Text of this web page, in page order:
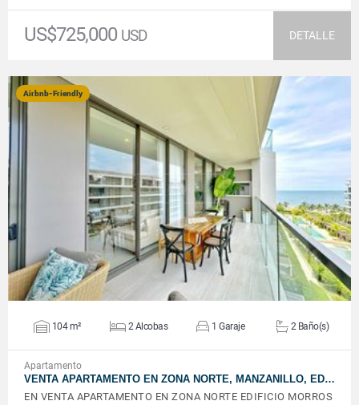
US$725,000 USD DETALLE
Airbnb-Friendly
VER DETALLES
104 m² 2 Alcobas 1 Garaje 2 Baño(s)
Apartamento
VENTA APARTAMENTO EN ZONA NORTE, MANZANILLO, ED…
EN VENTA APARTAMENTO EN ZONA NORTE EDIFICIO MORROS